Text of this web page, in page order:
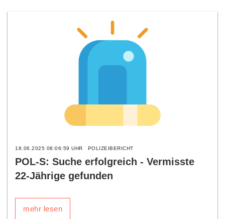
18.06.2025 08:06:59 UHR POLIZEIBERICHT
POL-S: Suche erfolgreich - Vermisste
22-Jährige gefunden
mehr lesen